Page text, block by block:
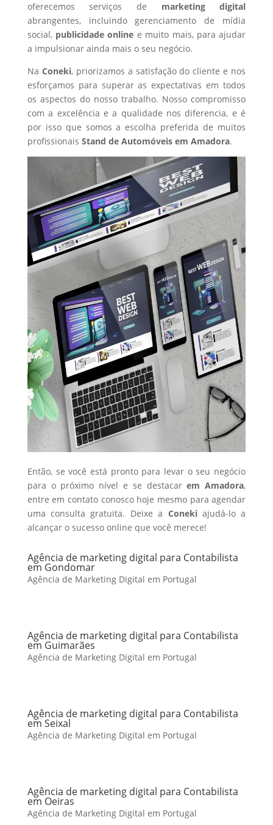
oferecemos serviços de marketing digital
abrangentes, incluindo gerenciamento de mídia
social, publicidade online e muito mais, para ajudar
a impulsionar ainda mais o seu negócio.
Na Coneki, priorizamos a satisfação do cliente e nos
esforçamos para superar as expectativas em todos
os aspectos do nosso trabalho. Nosso compromisso
com a excelência e a qualidade nos diferencia, e é
por isso que somos a escolha preferida de muitos
profissionais Stand de Automóveisem Amadora.
Então, se você está pronto para levar o seu negócio
para o próximo nível e se destacarem Amadora,
entre em contato conosco hoje mesmo para agendar
uma consulta gratuita. Deixe a Conekiajudá-lo a
alcançar o sucesso online que você merece!
Agência de marketing digital para Contabilista
em Gondomar
Agência de Marketing Digital em Portugal
Agência de marketing digital para Contabilista
em Guimarães
Agência de Marketing Digital em Portugal
Agência de marketing digital para Contabilista
em Seixal
Agência de Marketing Digital em Portugal
Agência de marketing digital para Contabilista
em Oeiras
Agência de Marketing Digital em Portugal